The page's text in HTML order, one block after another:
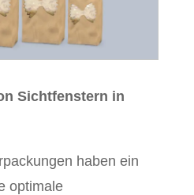
Sichtfenstern in
haben ein
optimale